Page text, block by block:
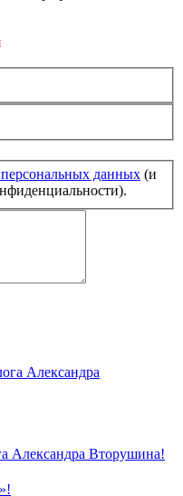
персональных данных (и
Александра Вторушина!